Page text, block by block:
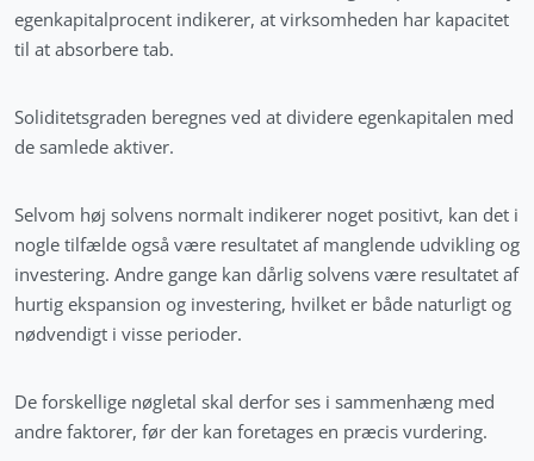
egenkapitalprocent indikerer, at virksomheden har kapacitet
til at absorbere tab.
Soliditetsgraden beregnes ved at dividere egenkapitalen med
de samlede aktiver.
Selvom høj solvens normalt indikerer noget positivt, kan det i
nogle tilfælde også være resultatet af manglende udvikling og
investering. Andre gange kan dårlig solvens være resultatet af
hurtig ekspansion og investering, hvilket er både naturligt og
nødvendigt i visse perioder.
De forskellige nøgletal skal derfor ses i sammenhæng med
andre faktorer, før der kan foretages en præcis vurdering.